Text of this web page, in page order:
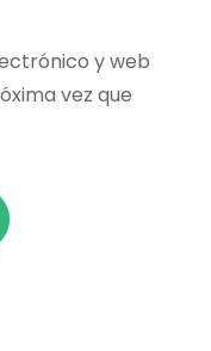
y web
vez que